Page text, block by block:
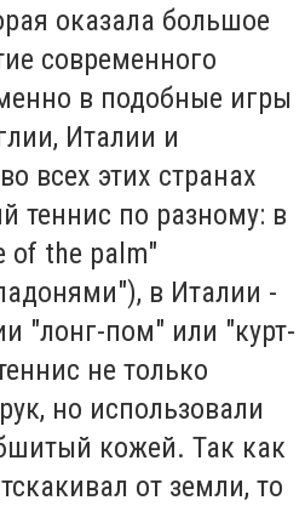
оказала большое
современного
в подобные игры
Италии и
всех этих странах
теннис по разному: в
of the palm"
в Италии -
"лонг-пом" или "курт-
не только
но использовали
кожей. Так как
от земли, то